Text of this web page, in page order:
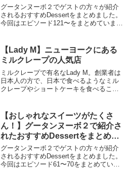
した（エピソード121〜）
グータンヌーボ２でゲストの方々が紹介
されるおすすめDessertをまとめました。
今回はエピソード121〜をまとめていま
す。おしゃれなお店やスイーツを探して
いる方の参考になれば嬉しいです。
【Lady M】ニューヨークにある
ミルクレープの人気店
ミルクレープで有名なLady M。創業者は
日本人の方で、日本で食べるようなミル
クレープやショートケーキを食べること
【おしゃれなスイーツがたくさ
ん！】グータンヌーボ２で紹介さ
れたおすすめDessertをまとめま
した（エピソード61〜70）
グータンヌーボ２でゲストの方々が紹介
されるおすすめDessertをまとめました。
今回はエピソード61〜70をまとめていま